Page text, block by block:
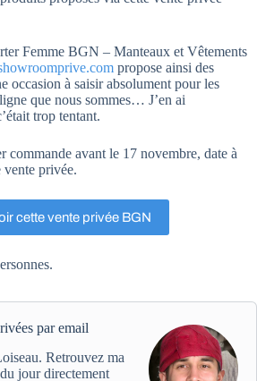
Femme BGN – Manteaux et Vêtements
propose ainsi des
occasion à saisir absolument pour les
que nous sommes… J’en ai
trop tentant.
commande avant le 17 novembre, date à
vente privée.
cette vente privée BGN
par email
Retrouvez ma
jour directement